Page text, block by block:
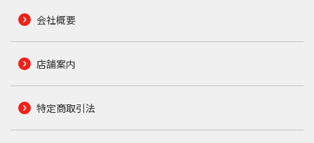
会社概要
店舗案内
特定商取引法